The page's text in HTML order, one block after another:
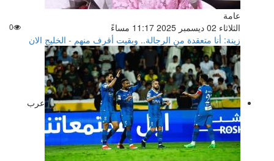
عامة
الثلاثاء 02 ديسمبر 2025 11:17 مساءً
0
زينة: أنا متعقدة من الرجالة.. وبقيت أقرف منهم - الخليج الان
عرب